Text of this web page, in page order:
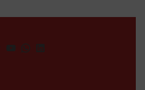
YouTube
WhatsApp
LinkedIn